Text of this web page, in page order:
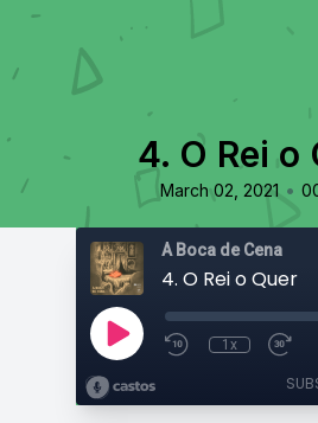
4. O Rei o
March 02, 2021 •
À Boca de Cena
4. O Rei o Quer
1x